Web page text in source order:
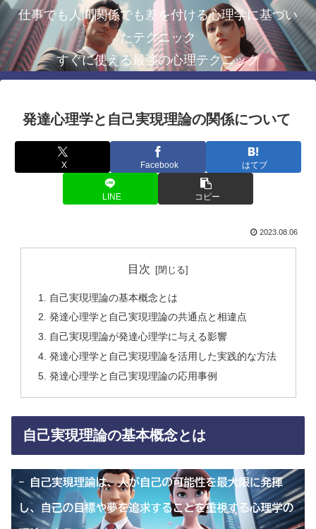
仕事でも人間関係でも差を付ける心理学に基づい
たテクニック
すぐに使える最強の心理テクニック
発達心理学と自己実現理論の関係について
X Facebook はてブ
LINE コピー
2023.08.06
目次
自己実現理論の基本概念とは
発達心理学と自己実現理論の共通点と相違点
自己実現理論が発達心理学に与える影響
発達心理学と自己実現理論を活用した実践的な方法
発達心理学と自己実現理論の応用事例
自己実現理論の基本概念とは